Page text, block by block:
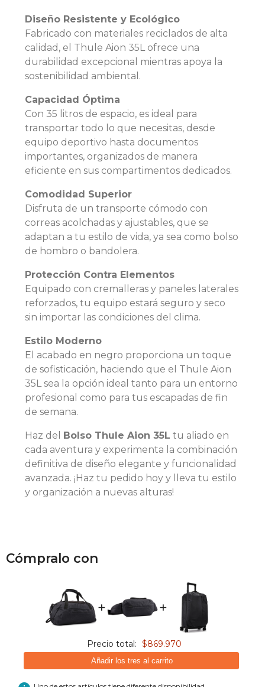
Diseño Resistente y Ecológico
Fabricado con materiales reciclados de alta
calidad, el Thule Aion 35L ofrece una
durabilidad excepcional mientras apoya la
sostenibilidad ambiental.
Capacidad Óptima
Con 35 litros de espacio, es ideal para
transportar todo lo que necesitas, desde
equipo deportivo hasta documentos
importantes, organizados de manera
eficiente en sus compartimentos dedicados.
Comodidad Superior
Disfruta de un transporte cómodo con
correas acolchadas y ajustables, que se
adaptan a tu estilo de vida, ya sea como bolso
de hombro o bandolera.
Protección Contra Elementos
Equipado con cremalleras y paneles laterales
reforzados, tu equipo estará seguro y seco
sin importar las condiciones del clima.
Estilo Moderno
El acabado en negro proporciona un toque
de sofisticación, haciendo que el Thule Aion
35L sea la opción ideal tanto para un entorno
profesional como para tus escapadas de fin
de semana.
Haz del Bolso Thule Aion 35L tu aliado en
cada aventura y experimenta la combinación
definitiva de diseño elegante y funcionalidad
avanzada. ¡Haz tu pedido hoy y lleva tu estilo
y organización a nuevas alturas!
Cómpralo con
+ +
Precio total: $869.970
Añadir los tres al carrito